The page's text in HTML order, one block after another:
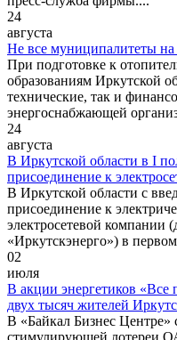
24
августа
Не все муниципалитеты
При подготовке к
образованиям Иркутской
технические, так и
энергоснабжающей
24
августа
В Иркутской области в I
присоединение к
В Иркутской области с
присоединение к
электросетевой компании
«Иркутскэнерго») в
02
июля
В акции энергетиков «Все
двух тысяч жителей
В «Байкал Бизнес Центре»
стимулирующей лотереи